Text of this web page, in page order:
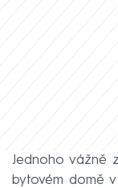
Jednoho vážně
bytovém domě